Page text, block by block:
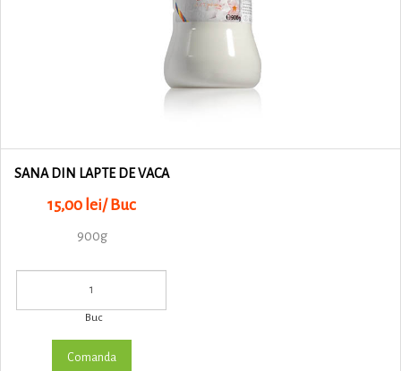
SANA DIN LAPTE DE VACA
15,00 lei/ Buc
900g
Buc